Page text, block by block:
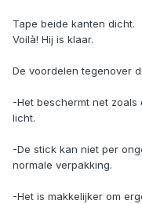
Tape beide kanten dicht.
Voilà! Hij is klaar.
De voordelen tegenover
-Het beschermt net zoals
licht.
-De stick kan niet per
normale verpakking.
-Het is makkelijker om